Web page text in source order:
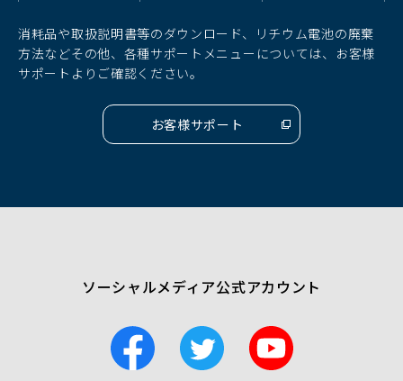
ド
ウ
で
開
ド
ウ
で
く）
ド
で
消耗品や取扱説明書等のダウンロード、リチウム電池の廃棄
方法などその他、各種サポートメニューについては、お客様
サポートよりご確認ください。
お客様サポート
（別
ウ
ウ
ソーシャルメディア公式アカウント
F
a
T
w
Y
o